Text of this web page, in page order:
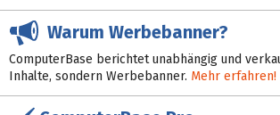
Warum Werbebanner?
ComputerBase berichtet unabhängig und
Inhalte, sondern Werbebanner. Mehr erfahren!